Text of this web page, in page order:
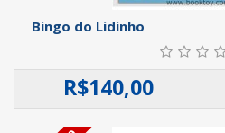
Bingo do Lidinho
R$140,00